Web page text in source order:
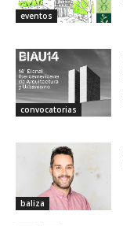
eventos
convocatorias
baliza